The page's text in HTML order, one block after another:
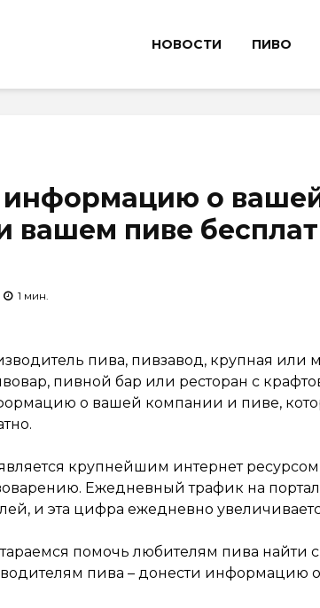
НОВОСТИ ПИВО
информацию о
вашем пиве
1 мин.
пива, пивзавод, крупная или
пивной бар или ресторан с
о вашей компании и пиве,
крупнейшим интернет
Ежедневный трафик на
и эта цифра ежедневно
помочь любителям пива найти
пива – донести информацию